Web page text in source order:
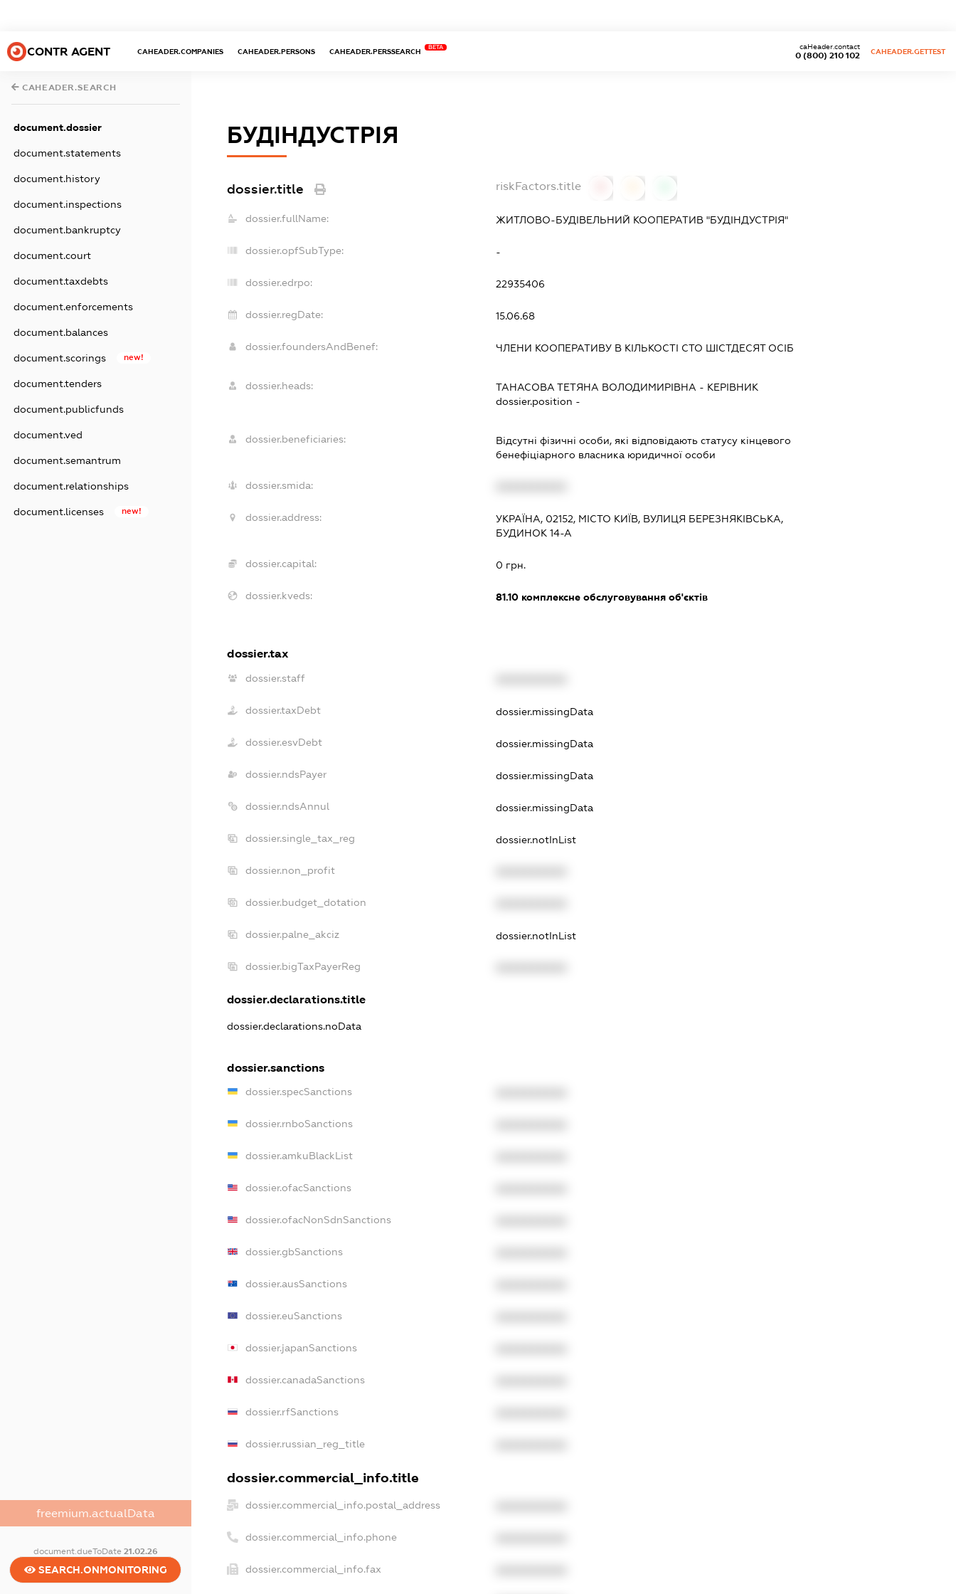
CONTR AGENT CAHEADER.COMPANIES CAHEADER.PERSONS CAHEADER.PERSSEARCH
BETA
0 (800) 210 102
caHeader.contact
CAHEADER.GETTEST
CAHEADER.SEARCH
document.dossier
document.statements
document.history
document.inspections
document.bankruptcy
document.court
document.taxdebts
document.enforcements
document.balances
document.scorings new!
document.tenders
document.publicfunds
document.ved
document.semantrum
document.relationships
document.licenses new!
freemium.actualData
document.dueToDate 21.02.26
SEARCH.ONMONITORING
БУДІНДУСТРІЯ
dossier.title riskFactors.title
dossier.fullName: ЖИТЛОВО-БУДІВЕЛЬНИЙ КООПЕРАТИВ "БУДІНДУСТРІЯ"
dossier.opfSubType: -
dossier.edrpo: 22935406
dossier.regDate: 15.06.68
dossier.foundersAndBenef: ЧЛЕНИ КООПЕРАТИВУ В КІЛЬКОСТІ СТО ШІСТДЕСЯТ ОСІБ
dossier.heads: ТАНАСОВА ТЕТЯНА ВОЛОДИМИРІВНА - КЕРІВНИК
dossier.position -
dossier.beneficiaries:
Відсутні фізичні особи, які відповідають статусу кінцевого
бенефіціарного власника юридичної особи
dossier.smida:
dossier.address:
УКРАЇНА, 02152, МІСТО КИЇВ, ВУЛИЦЯ БЕРЕЗНЯКІВСЬКА,
БУДИНОК 14-А
dossier.capital: 0 грн.
dossier.kveds: 81.10 комплексне обслуговування об'єктів
dossier.tax
dossier.staff
dossier.taxDebt dossier.missingData
dossier.esvDebt dossier.missingData
dossier.ndsPayer dossier.missingData
dossier.ndsAnnul dossier.missingData
dossier.single_tax_reg dossier.notInList
dossier.non_profit
dossier.budget_dotation
dossier.palne_akciz dossier.notInList
dossier.bigTaxPayerReg
dossier.declarations.title
dossier.declarations.noData
dossier.sanctions
dossier.specSanctions
dossier.rnboSanctions
dossier.amkuBlackList
dossier.ofacSanctions
dossier.ofacNonSdnSanctions
dossier.gbSanctions
dossier.ausSanctions
dossier.euSanctions
dossier.japanSanctions
dossier.canadaSanctions
dossier.rfSanctions
dossier.russian_reg_title
dossier.commercial_info.title
dossier.commercial_info.postal_address
dossier.commercial_info.phone
dossier.commercial_info.fax